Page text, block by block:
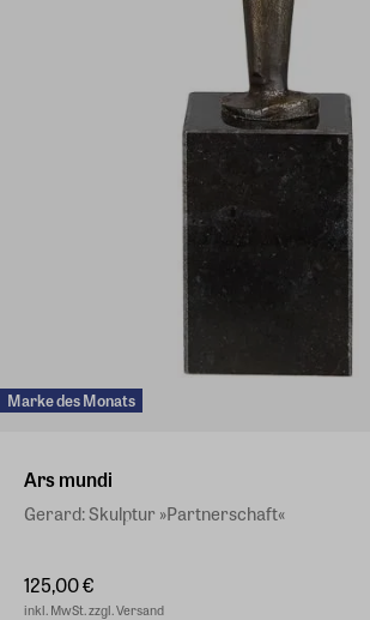
Marke des Monats
Ars mundi
Gerard: Skulptur »Partnerschaft«
125,00 €
inkl. MwSt. zzgl. Versand